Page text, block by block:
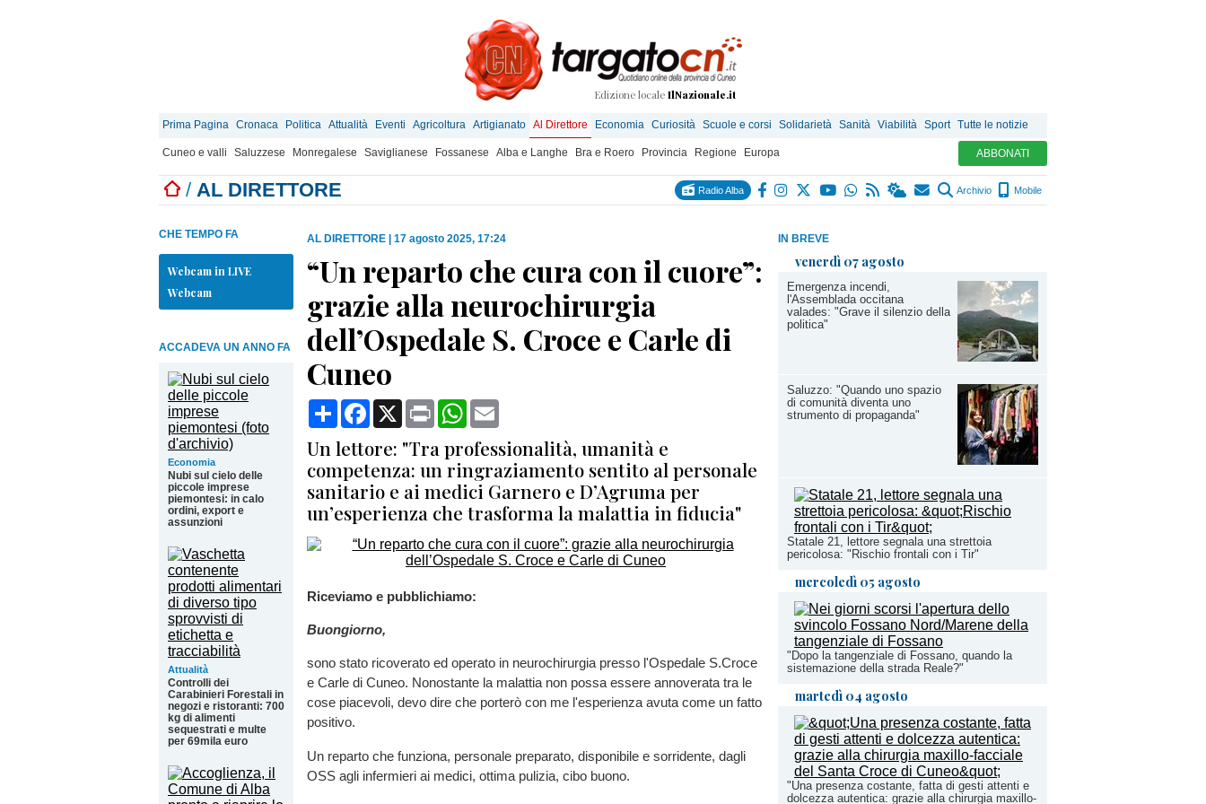
Edizione locale IlNazionale.it
Prima Pagina Cronaca Politica Attualità Eventi Agricoltura Artigianato Al Direttore Economia Curiosità Scuole e corsi Solidarietà Sanità Viabilità Sport Tutte le notizie
Cuneo e valli Saluzzese Monregalese Saviglianese Fossanese Alba e Langhe Bra e Roero Provincia Regione Europa ABBONATI
/ AL DIRETTORE Radio Alba Archivio Mobile
IN BREVE
venerdì 07 agosto
Emergenza incendi,
l'Assemblada occitana
valades: "Grave il silenzio della
politica"
Saluzzo: "Quando uno spazio
di comunità diventa uno
strumento di propaganda"
Statale 21, lettore segnala una strettoia
pericolosa: "Rischio frontali con i Tir"
mercoledì 05 agosto
"Dopo la tangenziale di Fossano, quando la
sistemazione della strada Reale?"
martedì 04 agosto
"Una presenza costante, fatta di gesti attenti e
dolcezza autentica: grazie alla chirurgia maxillo-
CHE TEMPO FA
Webcam in LIVE
Webcam
ACCADEVA UN ANNO FA
Economia
Nubi sul cielo delle
piccole imprese
piemontesi: in calo
ordini, export e
assunzioni
Attualità
Controlli dei
Carabinieri Forestali in
negozi e ristoranti: 700
kg di alimenti
sequestrati e multe
per 69mila euro
AL DIRETTORE 17 agosto 2025, 17:24
“Un reparto che cura con il cuore”:
grazie alla neurochirurgia
dell’Ospedale S. Croce e Carle di
Cuneo
CondividiFacebook
X Print WhatsApp
Un lettore: "Tra professionalità, umanità e
competenza: un ringraziamento sentito al personale
sanitario e ai medici Garnero e D’Agruma per
un’esperienza che trasforma la malattia in fiducia"
Riceviamo e pubblichiamo:
Buongiorno,
sono stato ricoverato ed operato in neurochirurgia presso l'Ospedale S.Croce
e Carle di Cuneo. Nonostante la malattia non possa essere annoverata tra le
cose piacevoli, devo dire che porterò con me l'esperienza avuta come un fatto
positivo.
Un reparto che funziona, personale preparato, disponibile e sorridente, dagli
OSS agli infermieri ai medici, ottima pulizia, cibo buono.